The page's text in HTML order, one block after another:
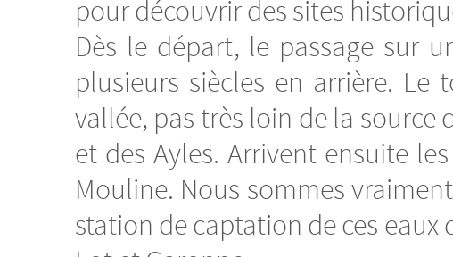
pour découvrir des sites
Dès le départ, le passage sur
plusieurs siècles en arrière.
vallée, pas très loin de la source
et des Ayles. Arrivent ensuite
Mouline. Nous sommes
station de captation de ces